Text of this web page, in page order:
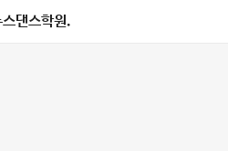
스댄스학원.